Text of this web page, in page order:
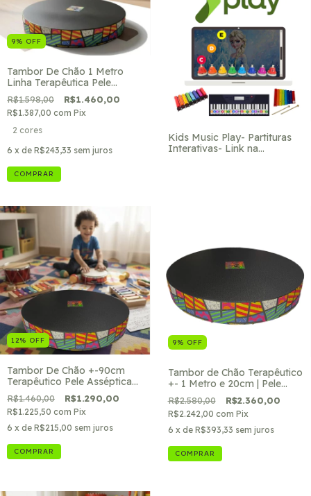
9% OFF
Tambor De Chão 1 Metro
Linha Terapêutica Pele
Asséptica Kids Music
R$1.598,00 R$1.460,00
R$1.387,00 com Pix
2 cores
6 x de R$243,33 sem juros
COMPRAR
Kids Music Play- Partituras
Interativas- Link na
12% OFF
Tambor De Chão +-90cm
Terapêutico Pele Asséptica
Kids Music
R$1.460,00 R$1.290,00
R$1.225,50 com Pix
6 x de R$215,00 sem juros
COMPRAR
9% OFF
Tambor de Chão Terapêutico
+- 1 Metro e 20cm | Pele
Asséptica Kids Music
R$2.580,00 R$2.360,00
R$2.242,00 com Pix
6 x de R$393,33 sem juros